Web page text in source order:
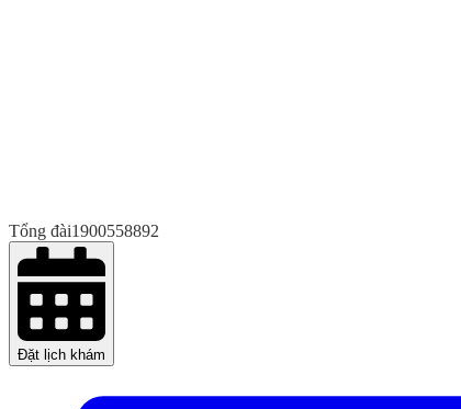
Tổng đài1900558892
Đặt lịch khám